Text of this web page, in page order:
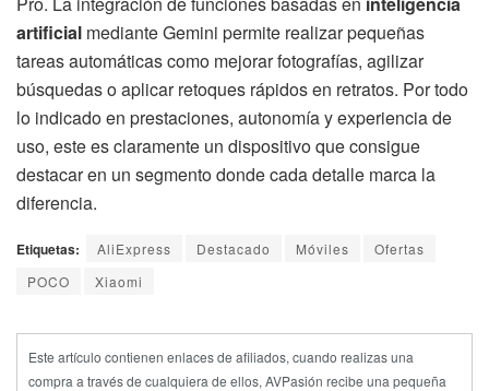
artificial mediante Gemini permite realizar pequeñas
tareas automáticas como mejorar fotografías, agilizar
búsquedas o aplicar retoques rápidos en retratos. Por todo
lo indicado en prestaciones, autonomía y experiencia de
uso, este es claramente un dispositivo que consigue
destacar en un segmento donde cada detalle marca la
diferencia.
Etiquetas: AliExpress Destacado Móviles
Ofertas
POCO
Xiaomi
Este artículo contienen enlaces de afiliados, cuando realizas una
compra a través de cualquiera de ellos, AVPasión recibe una pequeña